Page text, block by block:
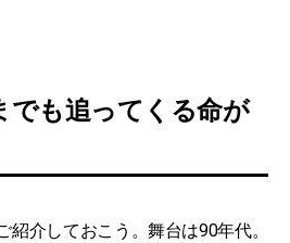
でも追ってくる命が
介しておこう。舞台は90年代。